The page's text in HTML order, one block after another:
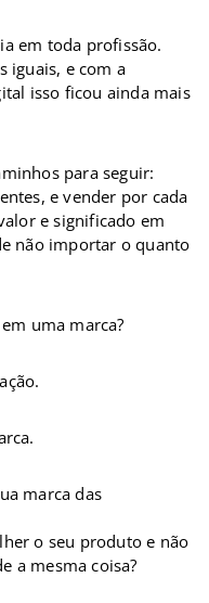
em toda profissão.
iguais, e com a
isso ficou ainda mais
para seguir:
e vender por cada
e significado em
não importar o quanto
uma marca?
marca das
o seu produto e não
a mesma coisa?